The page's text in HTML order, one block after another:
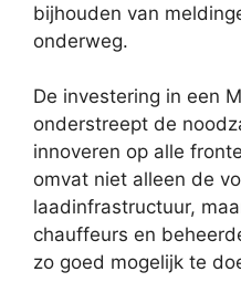
bijhouden van
onderweg.
De investering in een
onderstreept de
innoveren op alle
omvat niet alleen de
laadinfrastructuur,
chauffeurs en
zo goed mogelijk te